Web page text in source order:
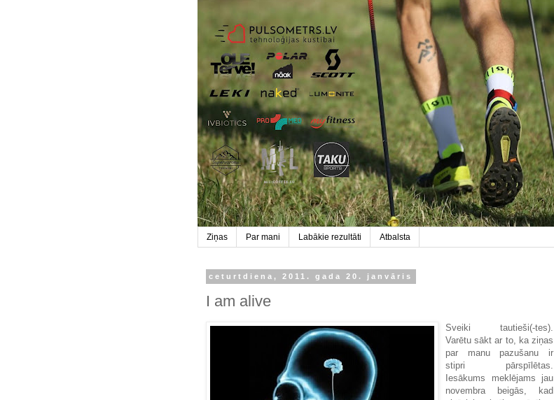
Ziņas Par mani Labākie rezultāti Atbalsta
ceturtdiena, 2011. gada 20. janvāris
I am alive
Sveiki tautieši(-tes).
Varētu sākt ar to, ka ziņas
par manu pazušanu ir
stipri pārspīlētas.
Iesākums meklējams jau
novembra beigās, kad